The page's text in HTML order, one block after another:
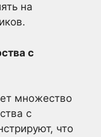
на
с
множество
с
что